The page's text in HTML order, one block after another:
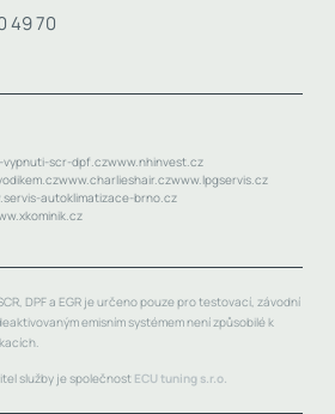
49 70
vypnuti-scr-dpf.czwww.nhinvest.cz
www.charlieshair.czwww.lpgservis.cz
autoklimatizace-brno.cz
DPF a EGR je určeno pouze pro testovací, závodní
emisním systémem není způsobilé k
služby je společnost ECU tuning s.r.o.